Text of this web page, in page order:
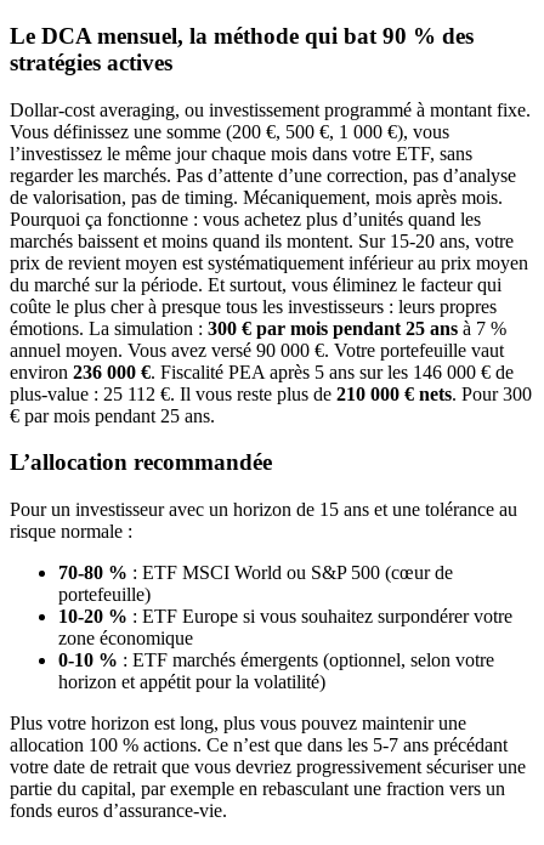
Le DCA mensuel, la méthode qui bat 90 % des
stratégies actives
Dollar-cost averaging, ou investissement programmé à montant fixe.
Vous définissez une somme (200 €, 500 €, 1 000 €), vous
l’investissez le même jour chaque mois dans votre ETF, sans
regarder les marchés. Pas d’attente d’une correction, pas d’analyse
de valorisation, pas de timing. Mécaniquement, mois après mois.
Pourquoi ça fonctionne : vous achetez plus d’unités quand les
marchés baissent et moins quand ils montent. Sur 15-20 ans, votre
prix de revient moyen est systématiquement inférieur au prix moyen
du marché sur la période. Et surtout, vous éliminez le facteur qui
coûte le plus cher à presque tous les investisseurs : leurs propres
émotions. La simulation : 300 € par mois pendant 25 ans à 7 %
annuel moyen. Vous avez versé 90 000 €. Votre portefeuille vaut
environ 236 000 €. Fiscalité PEA après 5 ans sur les 146 000 € de
plus-value : 25 112 €. Il vous reste plus de 210 000 € nets. Pour 300
€ par mois pendant 25 ans.
L’allocation recommandée
Pour un investisseur avec un horizon de 15 ans et une tolérance au
risque normale :
70-80 % : ETF MSCI World ou S&P 500 (cœur de
portefeuille)
10-20 % : ETF Europe si vous souhaitez surpondérer votre
zone économique
0-10 % : ETF marchés émergents (optionnel, selon votre
horizon et appétit pour la volatilité)
Plus votre horizon est long, plus vous pouvez maintenir une
allocation 100 % actions. Ce n’est que dans les 5-7 ans précédant
votre date de retrait que vous devriez progressivement sécuriser une
partie du capital, par exemple en rebasculant une fraction vers un
fonds euros d’assurance-vie.